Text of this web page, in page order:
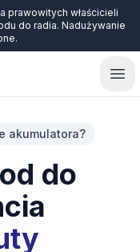
prawowitych właścicieli
do radia. Nadużywanie
akumulatora?
do